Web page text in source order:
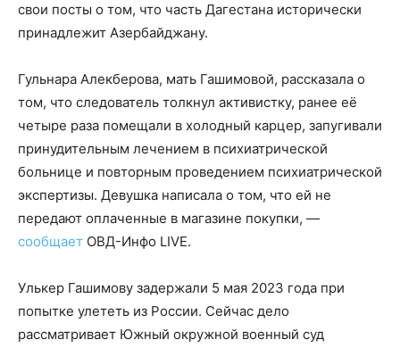
свои посты о том, что часть Дагестана исторически
принадлежит Азербайджану.
Гульнара Алекберова, мать Гашимовой, рассказала о
том, что следователь толкнул активистку, ранее её
четыре раза помещали в холодный карцер, запугивали
принудительным лечением в психиатрической
больнице и повторным проведением психиатрической
экспертизы. Девушка написала о том, что ей не
передают оплаченные в магазине покупки, —
сообщает ОВД-Инфо LIVE.
Улькер Гашимову задержали 5 мая 2023 года при
попытке улететь из России. Сейчас дело
рассматривает Южный окружной военный суд